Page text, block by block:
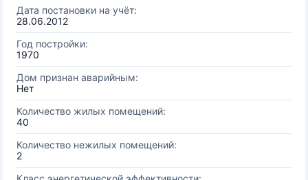
Дата постановки на учёт:
28.06.2012
Год постройки:
1970
Дом признан аварийным:
Нет
Количество жилых помещений:
40
Количество нежилых помещений:
2